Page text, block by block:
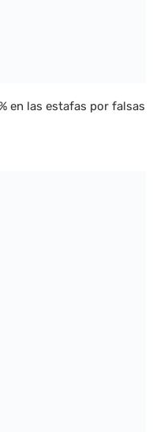
en las estafas por falsas